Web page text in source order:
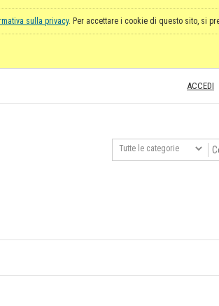
sulla privacy. Per accettare i cookie di questo sito, si
ACCEDI